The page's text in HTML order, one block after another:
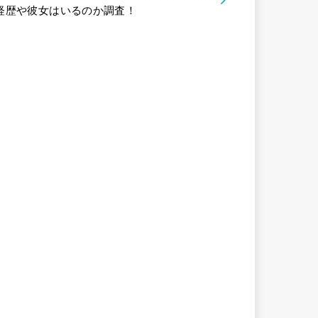
歴や彼女はいるのか調査！